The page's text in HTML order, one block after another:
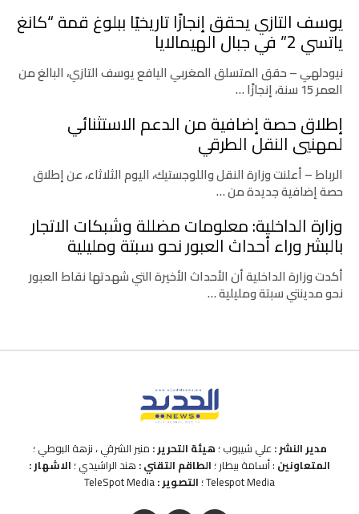
يوسف التازي يحقق إنجازًا تاريخيًا ببلوغ قمة “كانغ
ياتسي 2” في جبال الهيمالايا
نيودلهي – حقق المتسلق المغربي اليافع يوسف التازي، البالغ من
العمر 15 سنة، إنجازًا …
إطلاق حصة إضافية من الدعم الاستثنائي
لمهنيي النقل الطرقي
الرباط – أعلنت وزارة النقل واللوجستيك، اليوم الثلاثاء، عن إطلاق
حصة إضافية جديدة من …
وزارة الداخلية: معلومات مضللة وشبكات الاتجار
بالبشر وراء أحداث العبور نحو سبتة ومليلية
أكدت وزارة الداخلية أن الأحداث الأخيرة التي شهدتها نقاط العبور
نحو مدينتي سبتة ومليلية …
مدير النشر : علي شيبوب ؛ هيئة التحرير : منير الشرقي ، نزهة البوطي ؛
المتعاونين : أسامة بيطار ؛ الطاقم التقني : هند الراشيدي ؛ الاشهار :
Telespot Media ؛ التصوير :TeleSpot Media